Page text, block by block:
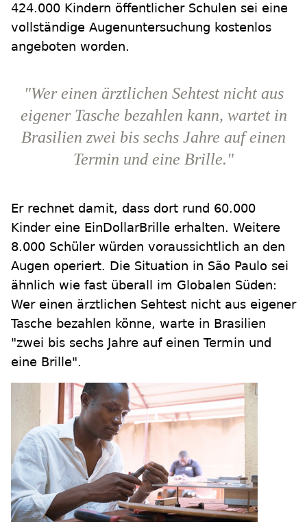
424.000 Kindern öffentlicher Schulen sei eine
vollständige Augenuntersuchung kostenlos
angeboten worden.
"Wer einen ärztlichen Sehtest nicht aus
eigener Tasche bezahlen kann, wartet in
Brasilien zwei bis sechs Jahre auf einen
Termin und eine Brille."
Er rechnet damit, dass dort rund 60.000
Kinder eine EinDollarBrille erhalten. Weitere
8.000 Schüler würden voraussichtlich an den
Augen operiert. Die Situation in São Paulo sei
ähnlich wie fast überall im Globalen Süden:
Wer einen ärztlichen Sehtest nicht aus eigener
Tasche bezahlen könne, warte in Brasilien
"zwei bis sechs Jahre auf einen Termin und
eine Brille".